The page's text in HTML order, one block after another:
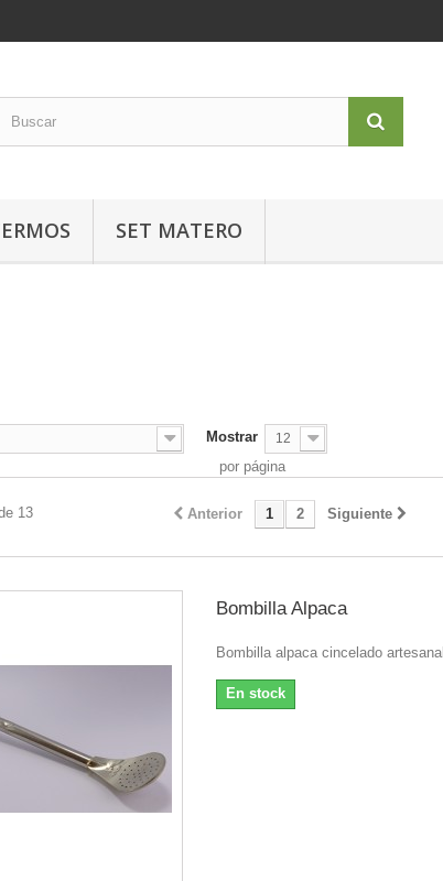
SET MATERO
Mostrar 12
por página
Anterior 1 2 Siguiente
13
Bombilla Alpaca
Bombilla alpaca cincelado artesanal
En stock